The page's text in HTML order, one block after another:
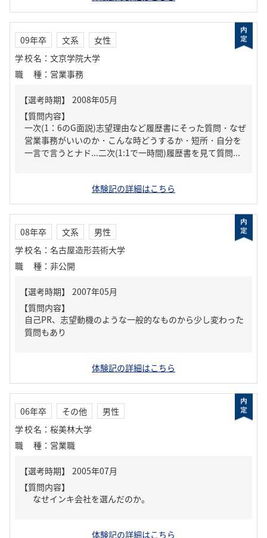
09年卒 文系
女性
学校名 ： 文京学院大学
職種 ： 営業事務
【質問内容】
一次(1：6のG面説)志望理由など履歴書にそった質問・なぜ
営業事務がいいのか・こんな時どうするか・短所・自分を
一言で言うとナド...二次(1:1で一時間)履歴書を見て質問...
体験記の詳細はこちら
08年卒 文系
男性
学校名 ： 名古屋造形芸術大学
職種 ： 非公開
【質問内容】
自己PR、志望動機のような一般的なものから少し変わった
質問もあり
体験記の詳細はこちら
06年卒 その他
男性
学校名 ： 桜美林大学
職種 ： 営業職
【質問内容】
なせインキ会社を選んだのか。
体験記の詳細はこちら